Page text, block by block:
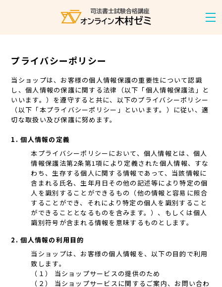
プライバシーポリシー
当ショップは、お客様の個人情報保護の重要性について認識
し、個人情報の保護に関する法律（以下「個人情報保護法」と
いいます。）を遵守すると共に、以下のプライバシーポリシー
（以下「本プライバシーポリシー」といいます。）に従い、適
切な取扱い及び保護に努めます。
1. 個人情報の定義
本プライバシーポリシーにおいて、個人情報とは、個人
情報保護法第2条第1項により定義された個人情報、すな
わち、生存する個人に関する情報であって、当該情報に
含まれる氏名、生年月日その他の記述等により特定の個
人を識別することができるもの（他の情報と容易に照合
することができ、それにより特定の個人を識別すること
ができることとなるものを含みます。）、もしくは個人
識別符号が含まれる情報を意味するものとします。
2. 個人情報の利用目的
当ショップは、お客様の個人情報を、以下の目的で利用
致します。
（１） 当ショップサービスの提供のため
（２） 当ショップサービスに関するご案内、お問い合わ